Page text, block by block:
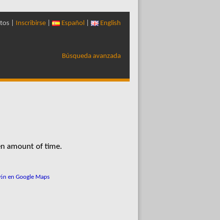
| Inscribirse Español English
Búsqueda avanzada
amount of time.